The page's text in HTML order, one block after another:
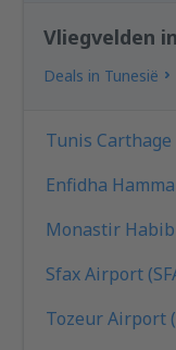
Vliegvelden
Deals in Tunesië
Tunis Carthage
Enfidha
Monastir
Sfax Airport
Tozeur Airport